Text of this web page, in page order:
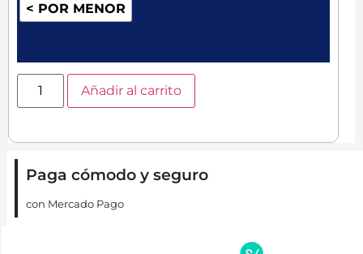
< POR MENOR
Añadir al carrito
Paga cómodo y seguro
con Mercado Pago